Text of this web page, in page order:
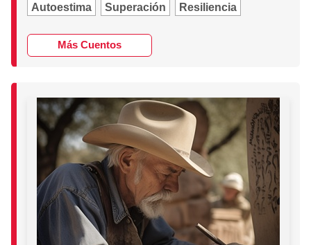
Autoestima Superación Resiliencia
Más Cuentos